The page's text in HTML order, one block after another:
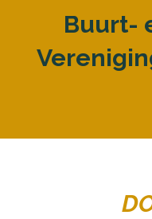
Buurt-